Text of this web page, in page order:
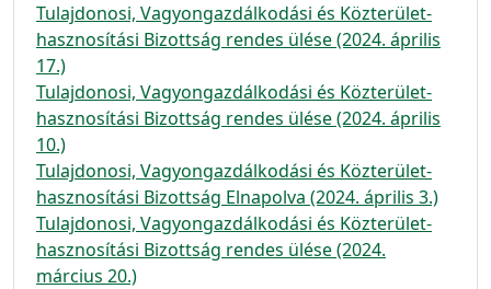
Tulajdonosi, Vagyongazdálkodási és Közterület-
hasznosítási Bizottság rendes ülése (2024. április
17.)
Tulajdonosi, Vagyongazdálkodási és Közterület-
hasznosítási Bizottság rendes ülése (2024. április
10.)
Tulajdonosi, Vagyongazdálkodási és Közterület-
hasznosítási Bizottság Elnapolva (2024. április 3.)
Tulajdonosi, Vagyongazdálkodási és Közterület-
hasznosítási Bizottság rendes ülése (2024.
március 20.)